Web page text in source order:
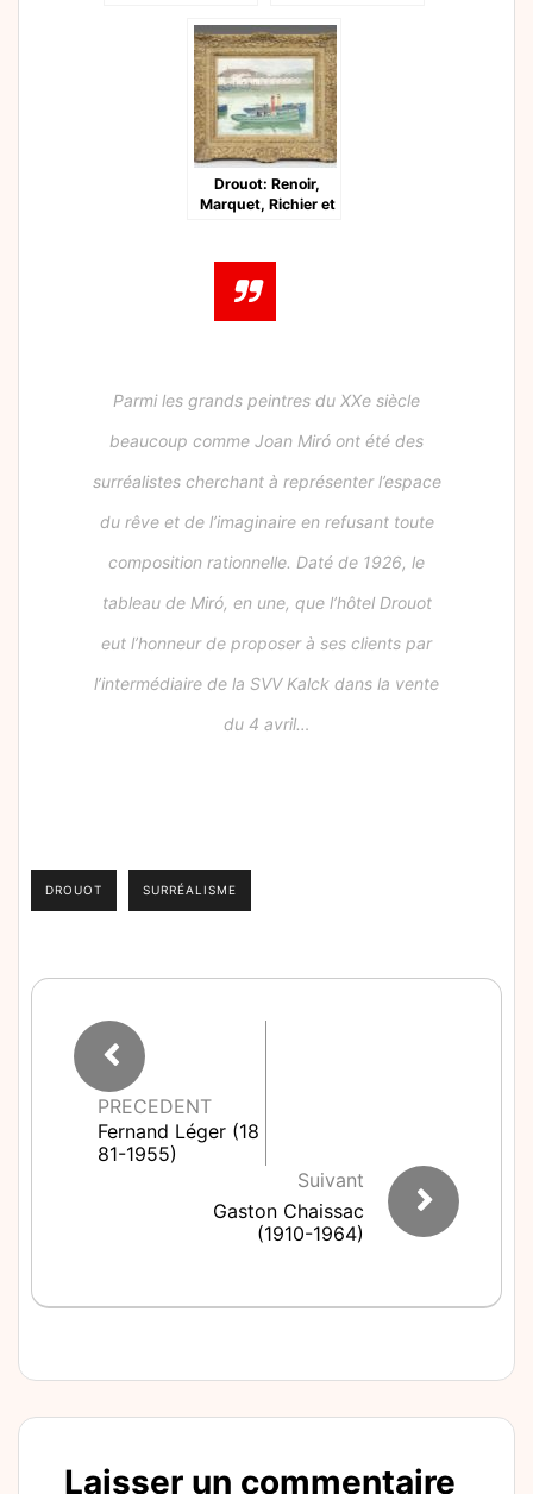
Drouot: Renoir,
Marquet, Richier et
Parmi les grands peintres du XXe siècle
beaucoup comme Joan Miró ont été des
surréalistes cherchant à représenter l’espace
du rêve et de l’imaginaire en refusant toute
composition rationnelle. Daté de 1926, le
tableau de Miró, en une, que l’hôtel Drouot
eut l’honneur de proposer à ses clients par
l’intermédiaire de la SVV Kalck dans la vente
du 4 avril…
DROUOT SURRÉALISME
PRECEDENT
Fernand Léger (18
81-1955)
Suivant
Gaston Chaissac
(1910-1964)
Laisser un commentaire